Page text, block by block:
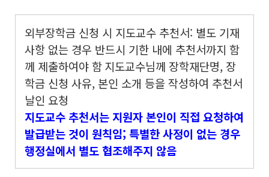
외부장학금 신청 시 지도교수 추천서: 별도 기재
사항 없는 경우 반드시 기한 내에 추천서까지 함
께 제출하여야 함지도교수님께 장학재단명, 장
학금 신청 사유, 본인 소개 등을 작성하여 추천서
날인 요청
지도교수 추천서는 지원자 본인이 직접 요청하여
발급받는 것이 원칙임; 특별한 사정이 없는 경우
행정실에서 별도 협조해주지 않음